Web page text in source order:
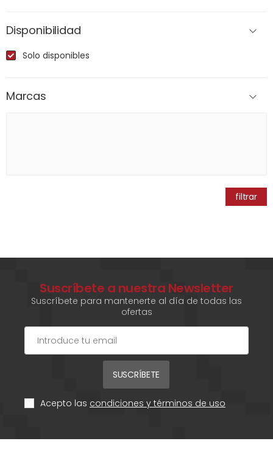
Disponibilidad
Solo disponibles
Marcas
filtrar
Suscríbete a nuestra Newsletter
Suscríbete para mantenerte al día de todas las
ofertas
SUSCRÍBETE
Acepto las condiciones y términos de uso